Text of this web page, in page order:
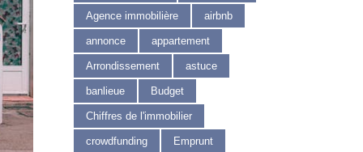
Agence immobilière airbnb
annonce appartement
Arrondissement astuce
banlieue Budget
Chiffres de l'immobilier
crowdfunding Emprunt